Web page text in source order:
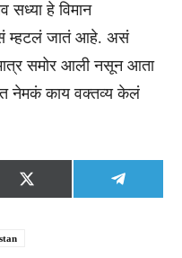
हे विमान
म्हटलं जातं आहे. असं
समोर आली नसून आता
नेमकं काय वक्तव्य केलं
Share
on
X
(Twitter)
Share
on